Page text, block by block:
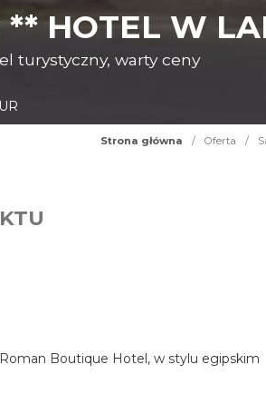
** HOTEL W
turystyczny, warty ceny
Strona główna / Oferta /
Boutique Hotel, w stylu egipskim